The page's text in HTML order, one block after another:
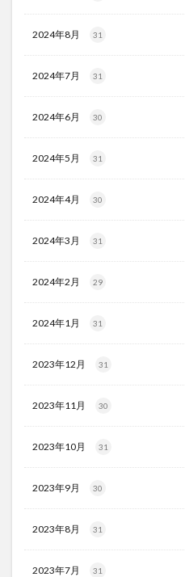
2024年8月 31
2024年7月 31
2024年6月 30
2024年5月 31
2024年4月 30
2024年3月 31
2024年2月 29
2024年1月 31
2023年12月 31
2023年11月 30
2023年10月 31
2023年9月 30
2023年8月 31
2023年7月 31